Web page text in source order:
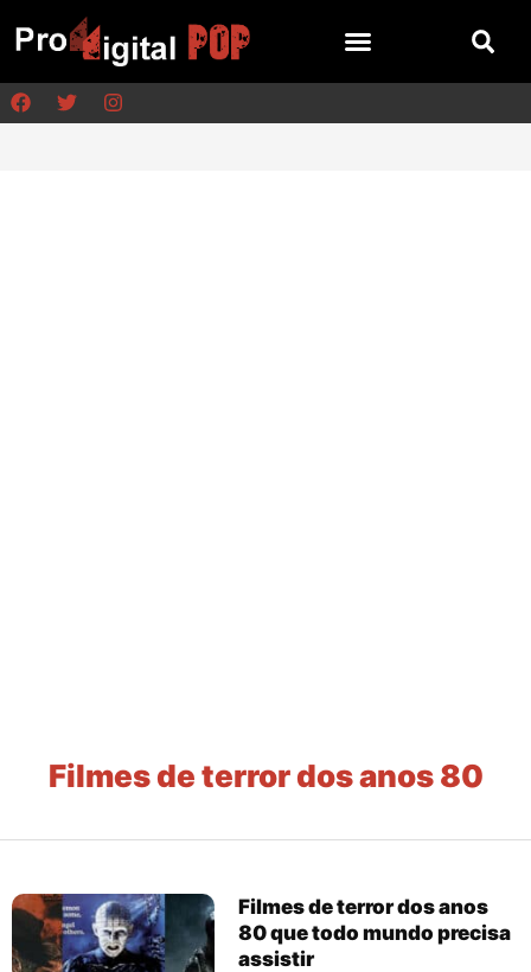
Filmes de terror dos anos 80
Filmes de terror dos anos
80 que todo mundo precisa
assistir